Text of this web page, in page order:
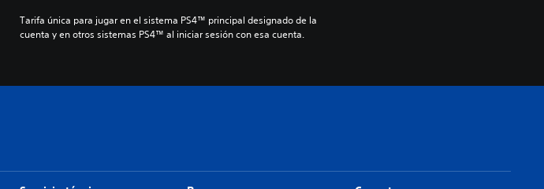
Tarifa única para jugar en el sistema PS4™ principal designado de la
cuenta y en otros sistemas PS4™ al iniciar sesión con esa cuenta.